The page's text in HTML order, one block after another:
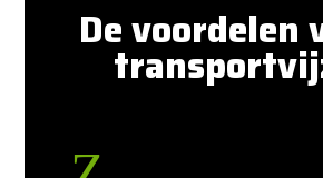
De voordelen